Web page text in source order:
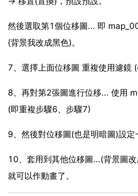
然後選取第1個位移圖... 即
{背景我改成黑色)。
7、選擇上面位移圖 重複使用濾鏡
8、再對第2張圖進行位移... 使用
(即重複步驟6、步驟7)
9、然後對位移圖(也是明暗圖)設
10、套用到其他位移圖...(背景圖
就可以作動畫了。